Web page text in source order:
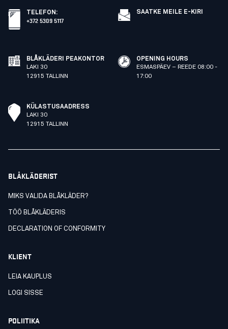
TELEFON :
+372 5309 5117
SAATKE MEILE E-KIRI
BLÅKLÄDERI PEAKONTOR
LAKI 30
12915 TALLINN
OPENING HOURS
ESMASPÄEV – REEDE 08:00 -
17:00
KÜLASTUSAADRESS
LAKI 30
12915 TALLINN
BLÅKLÄDERIST
MIKS VALIDA BLÅKLÄDER?
TÖÖ BLÅKLÄDERIS
DECLARATION OF CONFORMITY
KLIENT
LEIA KAUPLUS
LOGI SISSE
POLIITIKA